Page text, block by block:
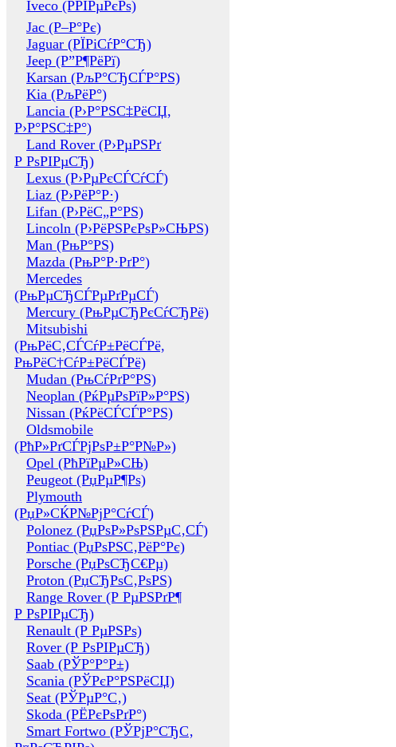
Iveco (РРІРµРєРѕ)
Jac (Р–Р°Рє)
Jaguar (РЇРіСѓР°СЂ)
Jeep (Р”Р¶РёРї)
Karsan (РљР°СЂСЃР°РЅ)
Kia (РљРёР°)
Lancia (Р›Р°РЅС‡РёСЏ,
Р›Р°РЅС‡Р°)
Land Rover (Р›РµРЅРґ
Р РѕРІРµСЂ)
Lexus (Р›РµРєСЃСѓСЃ)
Liaz (Р›РёР°Р·)
Lifan (Р›РёС„Р°РЅ)
Lincoln (Р›РёРЅРєРѕР»СЊРЅ)
Man (РњР°РЅ)
Mazda (РњР°Р·РґР°)
Mercedes
(РњРµСЂСЃРµРґРµСЃ)
Mercury (РњРµСЂРєСѓСЂРё)
Mitsubishi
(РњРёС‚СЃСѓР±РёСЃРё,
РњРёС†СѓР±РёСЃРё)
Mudan (РњСѓРґР°РЅ)
Neoplan (РќРµРѕРїР»Р°РЅ)
Nissan (РќРёСЃСЃР°РЅ)
Oldsmobile
(РћР»РґСЃРјРѕР±Р°Р№Р»)
Opel (РћРїРµР»СЊ)
Peugeot (РџРµР¶Рѕ)
Plymouth
(РџР»СЌР№РјР°СѓСЃ)
Polonez (РџРѕР»РѕРЅРµС‚СЃ)
Pontiac (РџРѕРЅС‚РёР°Рє)
Porsche (РџРѕСЂС€Рµ)
Proton (РџСЂРѕС‚РѕРЅ)
Range Rover (Р РµРЅРґР¶
Р РѕРІРµСЂ)
Renault (Р РµРЅРѕ)
Rover (Р РѕРІРµСЂ)
Saab (РЎР°Р°Р±)
Scania (РЎРєР°РЅРёСЏ)
Seat (РЎРµР°С‚)
Skoda (РЁРєРѕРґР°)
Smart Fortwo (РЎРјР°СЂС‚